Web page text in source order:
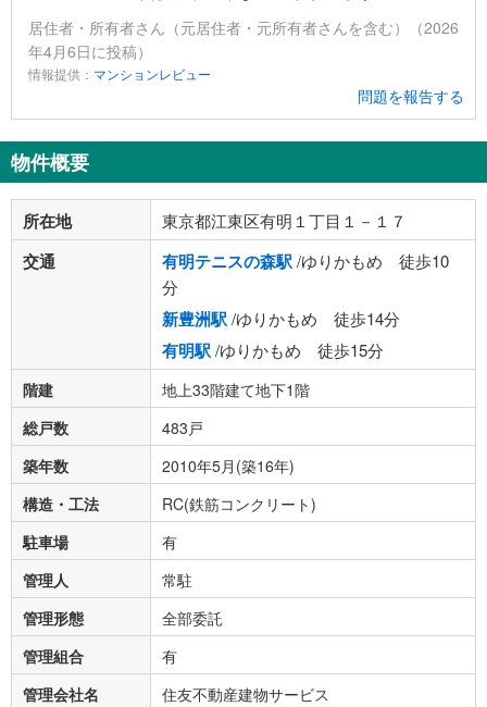
居住者・所有者さん（元居住者・元所有者さんを含む）（2026
年4月6日に投稿）
情報提供： マンションレビュー
問題を報告する
物件概要
所在地 東京都江東区有明１丁目１－１７
交通 有明テニスの森駅/ゆりかもめ 徒歩10
分
新豊洲駅/ゆりかもめ 徒歩14分
有明駅/ゆりかもめ 徒歩15分
階建
地上33階建て地下1階
総戸数
483戸
築年数
2010年5月(築16年)
構造・工法
RC(鉄筋コンクリート)
駐車場
有
管理人
常駐
管理形態
全部委託
管理組合
有
管理会社名
住友不動産建物サービス